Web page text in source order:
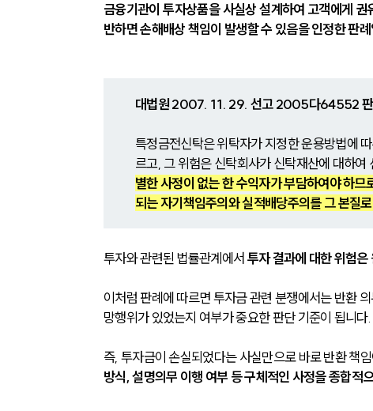
금융기관이 투자상품을 사실상 설계하여 고객에게
반하면 손해배상 책임이 발생할 수 있음을 인정한 판
대법원 2007. 11. 29. 선고 2005다64552
특정금전신탁은 위탁자가 지정한 운용방법에
르고, 그 위험은 신탁회사가 신탁재산에 대하
별한 사정이 없는 한 수익자가 부담하여야 하
되는 자기책임주의와 실적배당주의를 그 본질
투자와 관련된 법률관계에서 투자 결과에 대한 위험
이처럼 판례에 따르면 투자금 관련 분쟁에서는 반환
망행위가 있었는지 여부가 중요한 판단 기준이 됩니다.
즉, 투자금이 손실되었다는 사실만으로 바로 반환 책
방식, 설명의무 이행 여부 등 구체적인 사정을 종합적